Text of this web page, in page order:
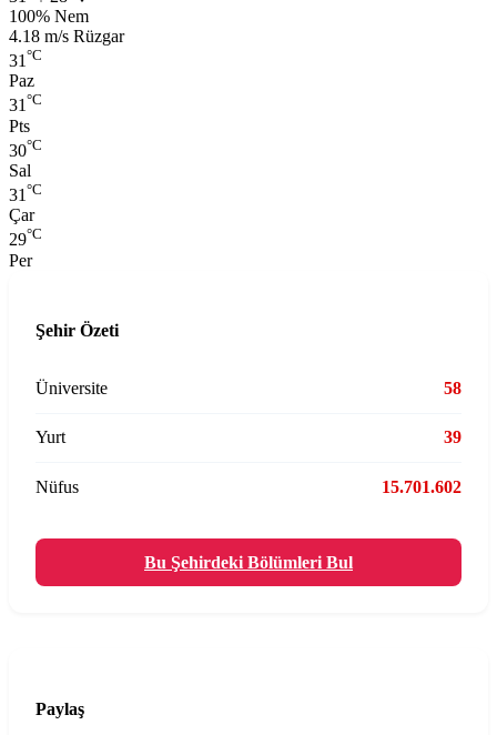
Nem:
100% Nem
Rüzgar:
4.18 m/s Rüzgar
31 °C
Paz
31°C
Pts
30°C
Sal
31 °C
Çar
29°C
Per
Şehir Özeti
Üniversite 58
Yurt 39
Nüfus 15.701.602
Bu Şehirdeki Bölümleri Bul
Paylaş